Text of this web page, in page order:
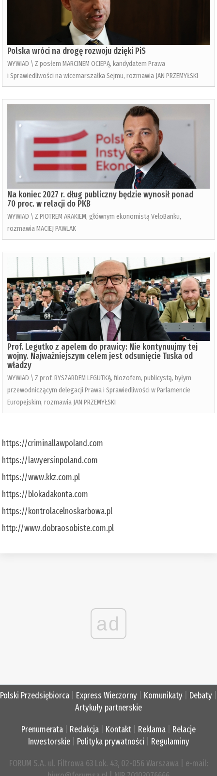
Polska wróci na drogę rozwoju dzięki PiS
WYWIAD \ Z posłem MARCINEM OCIEPĄ, kandydatem Prawa
i Sprawiedliwości na wicemarszałka Sejmu, rozmawia JAN PRZEMYŁSKI
Na koniec 2027 r. dług publiczny będzie wynosił ponad
70 proc. w relacji do PKB
WYWIAD \ Z PIOTREM ARAKIEM, głównym ekonomistą VeloBanku,
rozmawia MACIEJ PAWLAK
Prof. Legutko z apelem do prawicy: Nie kontynuujmy tej
wojny. Najważniejszym celem jest odsunięcie Tuska od
władzy
WYWIAD \ Z prof. RYSZARDEM LEGUTKĄ, filozofem, publicystą, byłym
przewodniczącym delegacji Prawa i Sprawiedliwości w Parlamencie
Europejskim, rozmawia JAN PRZEMYŁSKI
https://criminallawpoland.com
https://lawyersinpoland.com
https://www.kkz.com.pl
https://blokadakonta.com
https://kontrolacelnoskarbowa.pl
http://www.dobraosobiste.com.pl
ad
Polski Przedsiębiorca Express Wieczorny Komunikaty Debaty
Artykuły partnerskie
Prenumerata Redakcja Kontakt Reklama
Relacje
Inwestorskie| Polityka prywatności Regulaminy
FORUM S.A. ul. Filtrowa 63 Lok. 43, 02-056 Warszawa | e-mail: